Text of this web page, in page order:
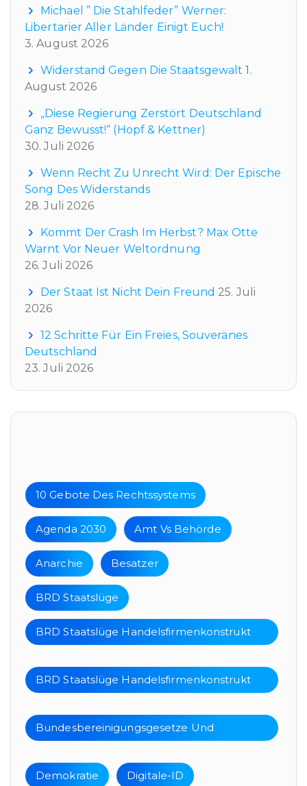
Michael ” Die Stahlfeder” Werner:
Libertarier Aller Länder Einigt Euch!
3. August 2026
Widerstand Gegen Die Staatsgewalt 1.
August 2026
„Diese Regierung Zerstört Deutschland
Ganz Bewusst!“ (Hopf & Kettner)
30. Juli 2026
Wenn Recht Zu Unrecht Wird: Der Epische
Song Des Widerstands
28. Juli 2026
Kommt Der Crash Im Herbst? Max Otte
Warnt Vor Neuer Weltordnung
26. Juli 2026
Der Staat Ist Nicht Dein Freund 25. Juli
2026
12 Schritte Für Ein Freies, Souveränes
Deutschland
23. Juli 2026
10 Gebote Des Rechtssystems
Agenda 2030 Amt Vs Behörde
Anarchie Besatzer
BRD Staatslüge
BRD Staatslüge Handelsfirmenkonstrukt
BRD Staatslüge Handelsfirmenkonstrukt
Bundesbereinigungsgesetze Und
Demokratie
Digitale-ID